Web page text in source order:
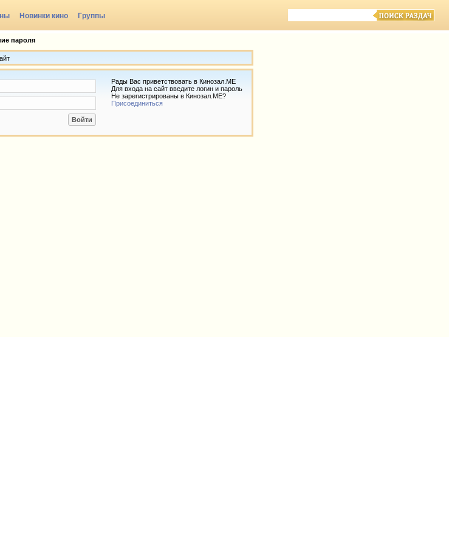
Новинки кино Группы
пароля
Рады Вас приветствовать в Кинозал.МЕ
Для входа на сайт введите логин и пароль
Не зарегистрированы в Кинозал.МЕ?
Присоединиться